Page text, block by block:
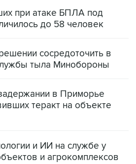
при атаке БПЛА под
до 58 человек
сосредоточить в
тыла Минобороны
в Приморье
теракт на объекте
и ИИ на службе у
и агрокомплексов